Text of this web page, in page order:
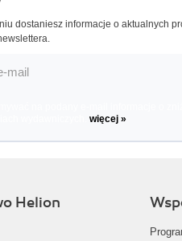
dostaniesz informacje o aktualnych
więcej »
Helion